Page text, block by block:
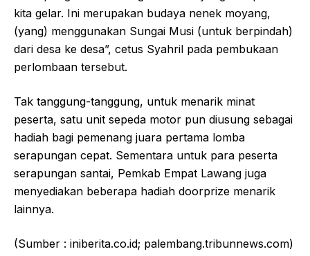
kita gelar. Ini merupakan budaya nenek moyang,
(yang) menggunakan Sungai Musi (untuk berpindah)
dari desa ke desa”, cetus Syahril pada pembukaan
perlombaan tersebut.
Tak tanggung-tanggung, untuk menarik minat
peserta, satu unit sepeda motor pun diusung sebagai
hadiah bagi pemenang juara pertama lomba
serapungan cepat. Sementara untuk para peserta
serapungan santai, Pemkab Empat Lawang juga
menyediakan beberapa hadiah doorprize menarik
lainnya.
(Sumber : iniberita.co.id; palembang.tribunnews.com)